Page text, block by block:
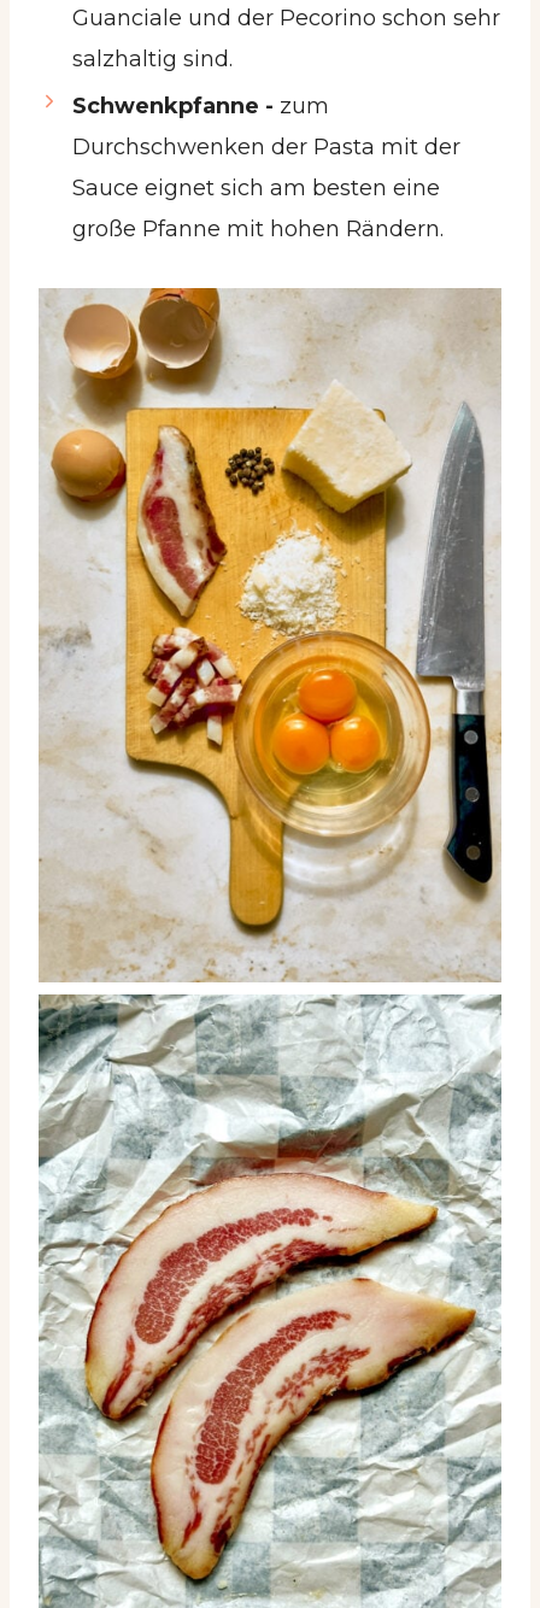
Guanciale und der Pecorino schon sehr
salzhaltig sind.
Schwenkpfanne - zum
Durchschwenken der Pasta mit der
Sauce eignet sich am besten eine
große Pfanne mit hohen Rändern.